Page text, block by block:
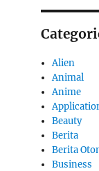
Alien
Animal
Anime
Beauty
Berita
Berita
Business